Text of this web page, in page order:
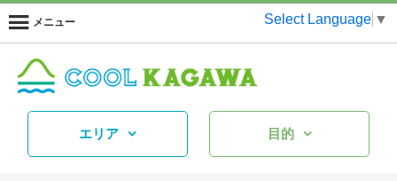
メニュー Select Language ▼
エリア 目的